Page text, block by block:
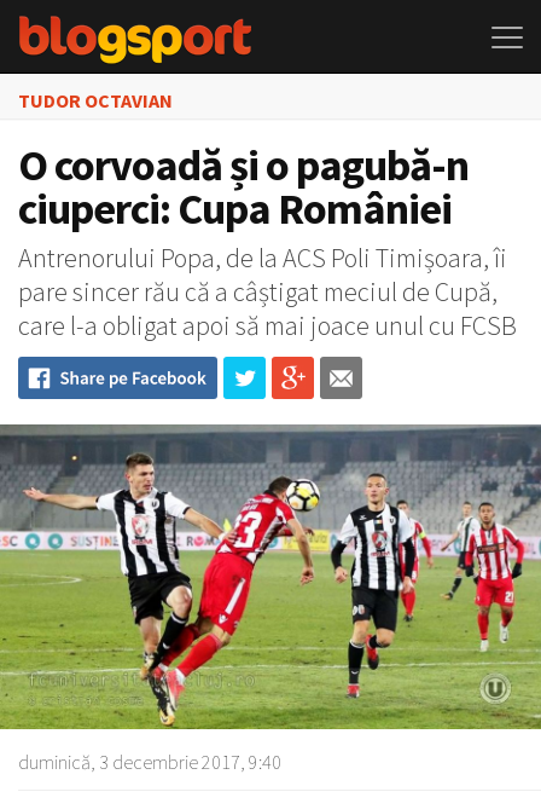
TUDOR OCTAVIAN
O corvoadă și o pagubă-n
ciuperci: Cupa României
Antrenorului Popa, de la ACS Poli Timișoara, îi
pare sincer rău că a câștigat meciul de Cupă,
care l-a obligat apoi să mai joace unul cu FCSB
duminică, 3 decembrie 2017, 9:40